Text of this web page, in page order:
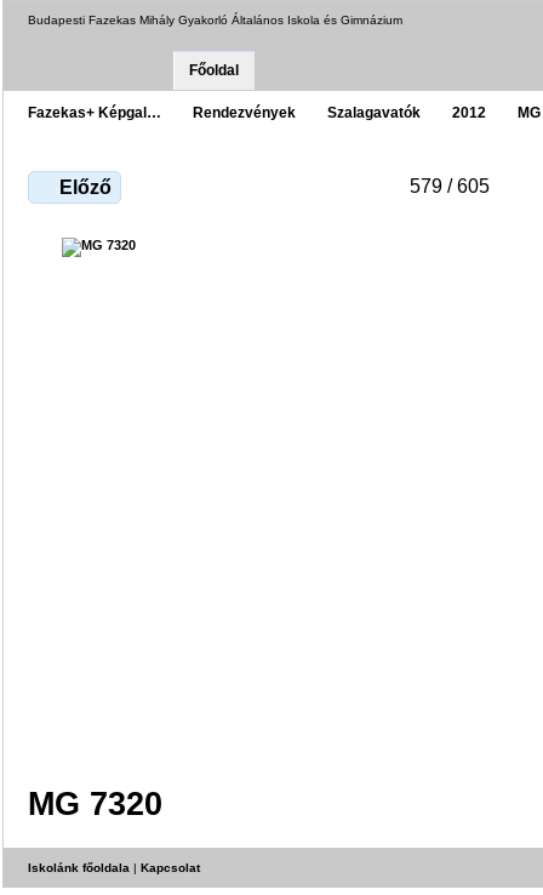
Budapesti Fazekas Mihály Gyakorló Általános Iskola és Gimnázium
Főoldal
Fazekas+ Képgal… Rendezvények Szalagavatók 2012
Előző 579 / 605
MG 7320
Iskolánk főoldala | Kapcsolat